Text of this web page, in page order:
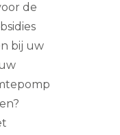
de
bij uw